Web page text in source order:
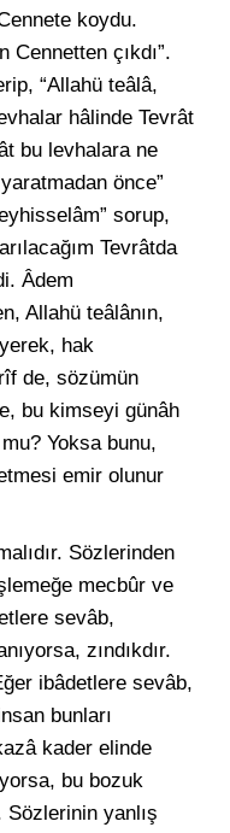
koydu.
çıkdı”.
“Allahü teâlâ,
hâlinde Tevrât
bu levhalara ne
önce”
sorup,
Tevrâtda
Âdem
Allahü teâlânın,
hak
de, sözümün
bu kimseyi günâh
Yoksa bunu,
emir olunur
Sözlerinden
mecbûr ve
sevâb,
zındıkdır.
ibâdetlere sevâb,
bunları
kader elinde
bu bozuk
Sözlerinin yanlış